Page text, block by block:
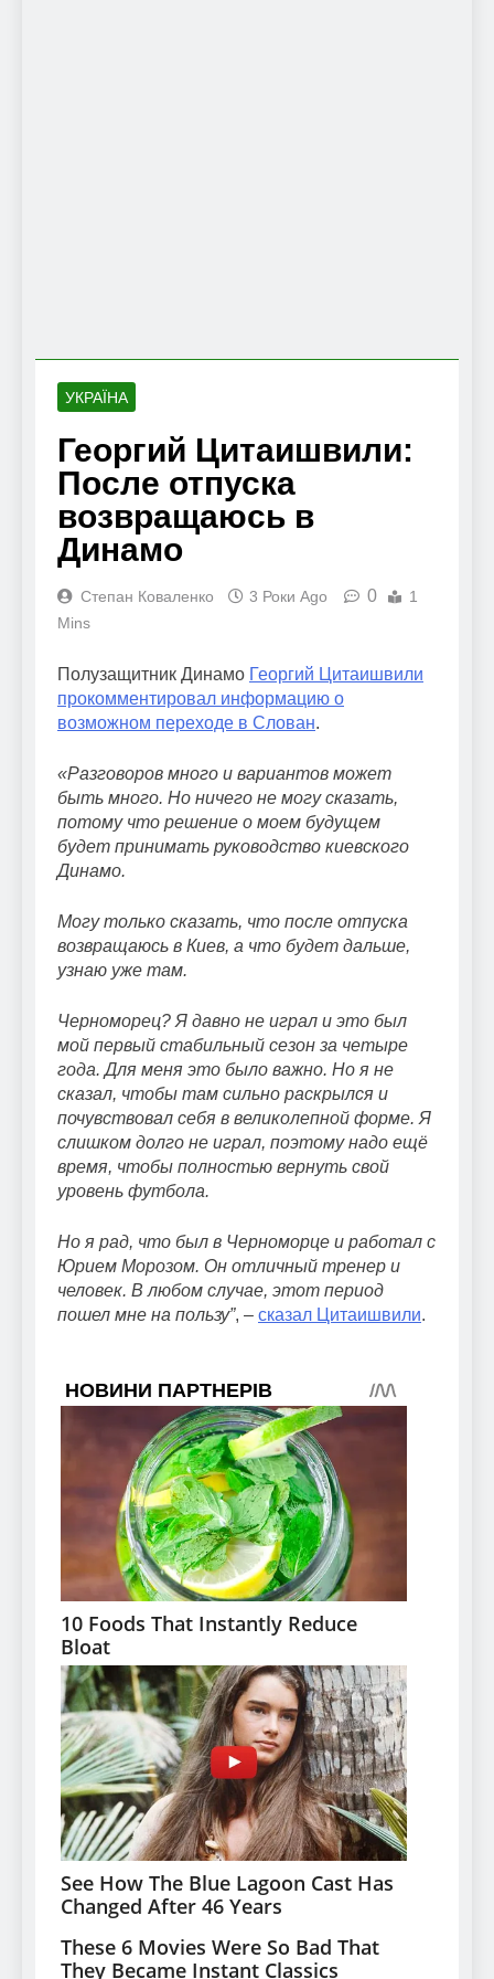
УКРАЇНА
Георгий Цитаишвили:
После отпуска
возвращаюсь в
Динамо
Степан Коваленко 3 Роки Ago 0
1
Mins
Полузащитник Динамо Георгий Цитаишвили
прокомментировал информацию о
возможном переходе в Слован.
«Разговоров много и вариантов может
быть много. Но ничего не могу сказать,
потому что решение о моем будущем
будет принимать руководство киевского
Динамо.
Могу только сказать, что после отпуска
возвращаюсь в Киев, а что будет дальше,
узнаю уже там.
Черноморец? Я давно не играл и это был
мой первый стабильный сезон за четыре
года. Для меня это было важно. Но я не
сказал, чтобы там сильно раскрылся и
почувствовал себя в великолепной форме. Я
слишком долго не играл, поэтому надо ещё
время, чтобы полностью вернуть свой
уровень футбола.
Но я рад, что был в Черноморце и работал с
Юрием Морозом. Он отличный тренер и
человек. В любом случае, этот период
пошел мне на пользу”, – сказал Цитаишвили.